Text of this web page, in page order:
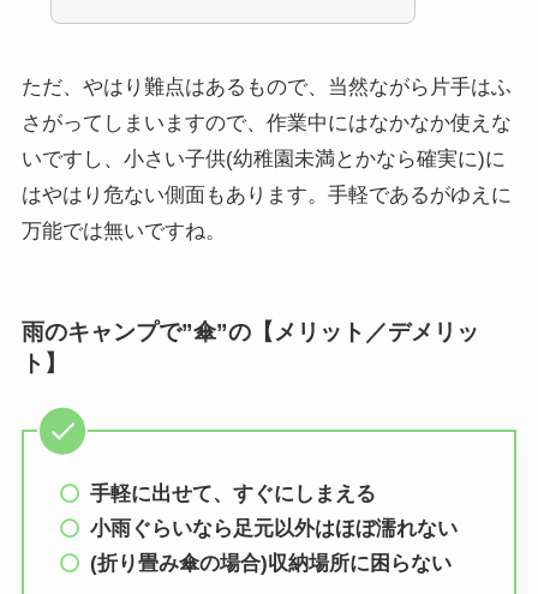
ただ、やはり難点はあるもので、当然ながら片手はふ
さがってしまいますので、作業中にはなかなか使えな
いですし、小さい子供(幼稚園未満とかなら確実に)に
はやはり危ない側面もあります。手軽であるがゆえに
万能では無いですね。
雨のキャンプで”傘”の【メリット／デメリッ
ト】
手軽に出せて、すぐにしまえる
小雨ぐらいなら足元以外はほぼ濡れない
(折り畳み傘の場合)収納場所に困らない